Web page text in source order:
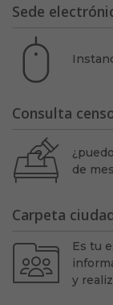
Sede
Consulta
de
Carpeta
Es tu
y